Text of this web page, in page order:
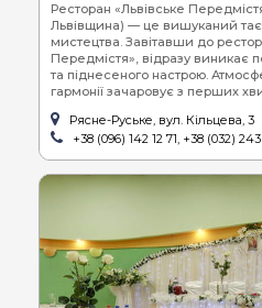
Ресторан «Львівське
Львівщина) — це вишуканий
мистецтва. Завітавши до
Передмістя», відразу виникає
та піднесеного настрою.
гармонії зачаровує з перших
Рясне-Руське, вул. Кільцева, 3
+38 (096) 142 12 71, +38 (032) 243